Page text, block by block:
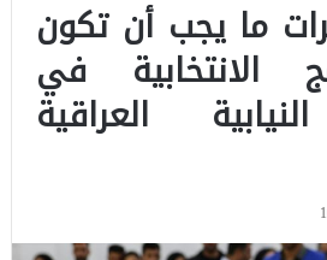
ما يجب أن تكون
الانتخابية في
العراقية